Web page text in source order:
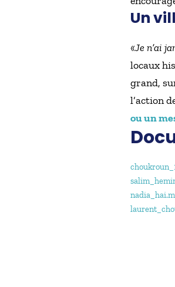
Un
«Je n’ai
locaux
grand,
l’action
ou un